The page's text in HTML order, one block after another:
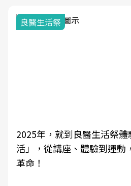
良醫生活祭
2025年，就到良醫生活祭
活」，從講座、體驗到運動
革命！